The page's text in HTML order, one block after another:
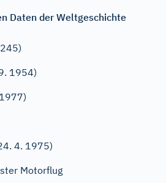
Daten der Weltgeschichte
1954)
4. 1975)
Motorflug